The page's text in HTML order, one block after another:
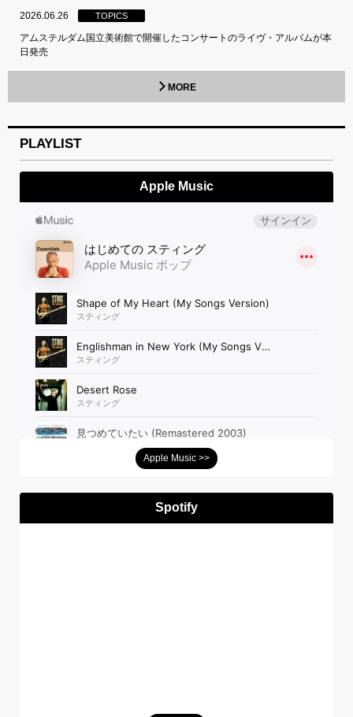
2026.06.26 TOPICS
アムステルダム国立美術館で開催したコンサートのライヴ・アルバムが本
日発売
MORE
PLAYLIST
Apple Music
Apple Music >>
Spotify